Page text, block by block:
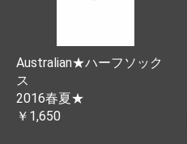
Australian★ハーフソック
ス
2016春夏★
￥1,650